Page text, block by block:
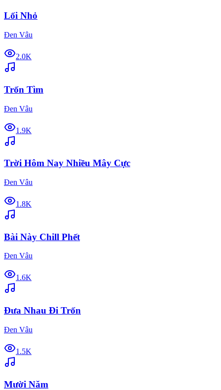
Lối Nhỏ
Đen Vâu
2.0K
Trốn Tìm
Đen Vâu
1.9K
Trời Hôm Nay Nhiều Mây Cực
Đen Vâu
1.8K
Bài Này Chill Phết
Đen Vâu
1.6K
Đưa Nhau Đi Trốn
Đen Vâu
1.5K
Mười Năm